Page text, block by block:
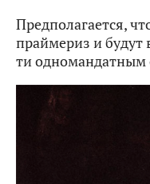
Предполагается,
праймериз и
ти одномандатным